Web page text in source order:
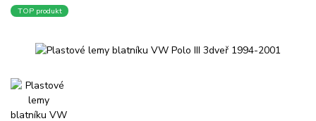
TOP produkt